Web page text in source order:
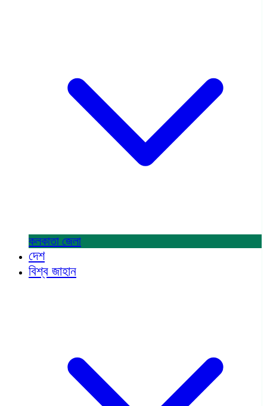
কলকাতা জেলা
দেশ
বিশ্ব জাহান